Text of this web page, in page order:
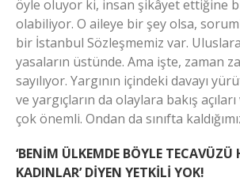
öyle oluyor ki, insan şikâyet ettiğine
olabiliyor. O aileye bir şey olsa,
bir İstanbul Sözleşmemiz var.
yasaların üstünde. Ama işte, zaman
sayılıyor. Yargının içindeki davayı
ve yargıçların da olaylara bakış
çok önemli. Ondan da sınıfta
‘BENİM ÜLKEMDE BÖYLE
KADINLAR’ DİYEN YETKİLİ YOK!